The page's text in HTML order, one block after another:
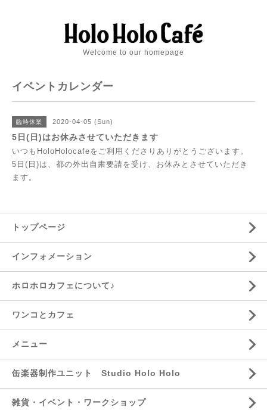
Welcome to our homepage
イベントカレンダー
臨時休業 2020-04-05 (Sun)
5日(日)はお休みさせていただきます
いつもHoloHolocafeをご利用くださりありがとうございます。
5日(日)は、都の外出自粛要請を受け、お休みとさせていただき
ます。
トップページ
インフォメーション
ホロホロカフェについて♪
ワンコとカフェ
メニュー
缶楽器制作ユニット Studio Holo Holo
雑貨・イベント・ワークショップ